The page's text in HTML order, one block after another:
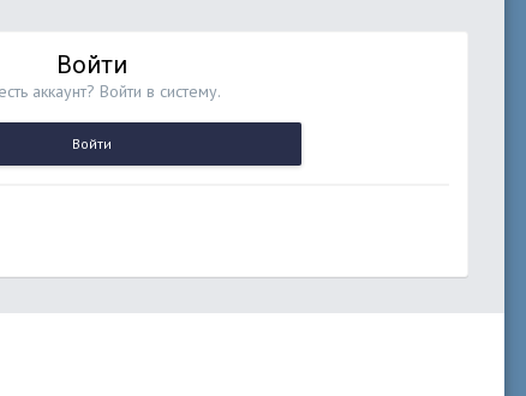
Войти
аккаунт? Войти в систему.
Войти